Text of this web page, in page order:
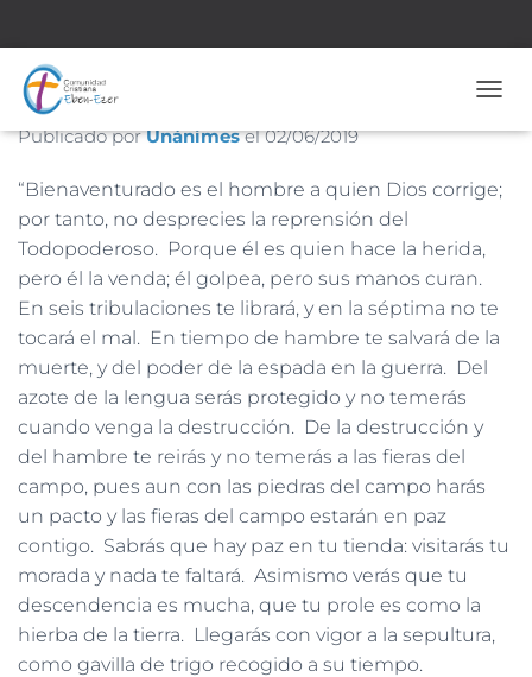
Nº 1.822 – 2 de Junio de 2019
Publicado porUnánimesel02/06/2019
“Bienaventurado es el hombre a quien Dios corrige;
por tanto, no desprecies la reprensión del
Todopoderoso. Porque él es quien hace la herida,
pero él la venda; él golpea, pero sus manos curan.
En seis tribulaciones te librará, y en la séptima no te
tocará el mal. En tiempo de hambre te salvará de la
muerte, y del poder de la espada en la guerra. Del
azote de la lengua serás protegido y no temerás
cuando venga la destrucción. De la destrucción y
del hambre te reirás y no temerás a las fieras del
campo, pues aun con las piedras del campo harás
un pacto y las fieras del campo estarán en paz
contigo. Sabrás que hay paz en tu tienda: visitarás tu
morada y nada te faltará. Asimismo verás que tu
descendencia es mucha, que tu prole es como la
hierba de la tierra. Llegarás con vigor a la sepultura,
como gavilla de trigo recogido a su tiempo.